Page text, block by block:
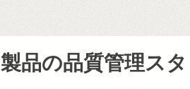
製品の品質管理ス